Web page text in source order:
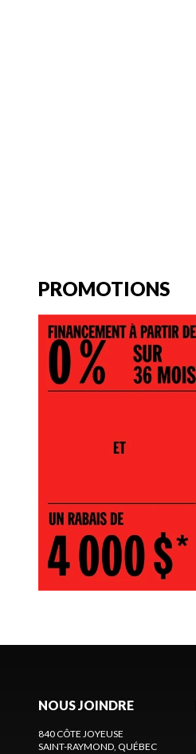
PROMOTIONS
NOUS JOINDRE
840 CÔTE JOYEUSE
SAINT-RAYMOND , QUÉBEC